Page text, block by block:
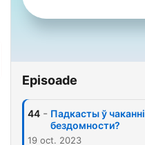
Episoade
44 - Падкасты ў
бездомности?
19 oct. 2023